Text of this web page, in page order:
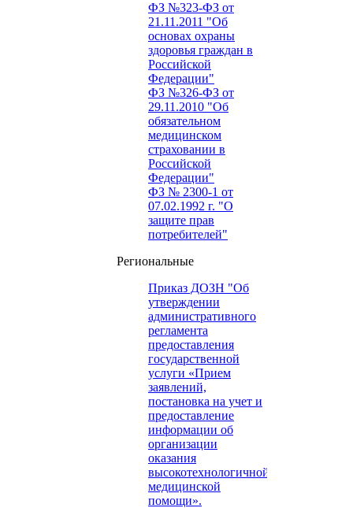
ФЗ №323-ФЗ от
21.11.2011 "Об
основах охраны
здоровья граждан в
Российской
Федерации"
ФЗ №326-ФЗ от
29.11.2010 "Об
обязательном
медицинском
страховании в
Российской
Федерации"
ФЗ № 2300-1 от
07.02.1992 г. "О
защите прав
потребителей"
Региональные
Приказ ДОЗН "Об
утверждении
административного
регламента
предоставления
государственной
услуги «Прием
заявлений,
постановка на учет и
предоставление
информации об
организации
оказания
высокотехнологичной
медицинской
помощи».